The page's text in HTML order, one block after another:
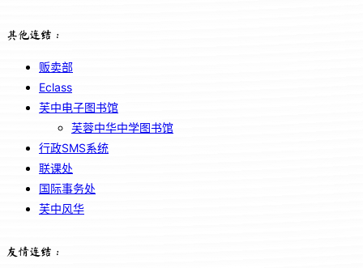
其他连结：
贩卖部
Eclass
芙中电子图书馆
芙蓉中华中学图书馆
行政SMS系统
联课处
国际事务处
芙中风华
友情连结：